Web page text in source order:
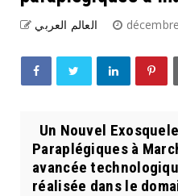
العالم العربي
Un Nouvel
Paraplégiques à
avancée
réalisée dans le